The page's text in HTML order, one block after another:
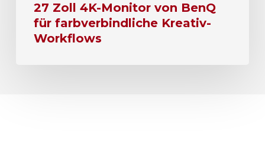
27 Zoll 4K-Monitor von BenQ
für farbverbindliche Kreativ-
Workflows